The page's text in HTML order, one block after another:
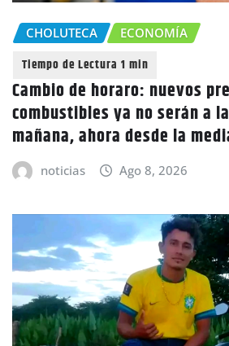
CHOLUTECA ECONOMÍA
Cambio de horaro: nuevos
combustibles ya no serán a
mañana, ahora desde la
noticias Ago 8, 2026